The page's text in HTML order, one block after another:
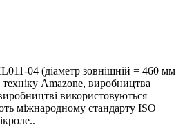
04 (діаметр зовнішній = 460 мм
Amazone, виробництва
використовуються
міжнародному стандарту ISO